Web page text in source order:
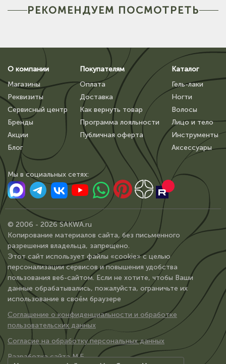
РЕКОМЕНДУЕМ ПОСМОТРЕТЬ
О компании
Магазины
Реквизиты
Сервисный центр
Бренды
Акции
Блог
Покупателям
Оплата
Доставка
Как вернуть товар
Программа лояльности
Публичная оферта
Каталог
Гель-лаки
Ногти
Волосы
Лицо и тело
Инструменты
Аксессуары
Мы в сoциальных сетях:
© 2006 - 2026 SAKWA.ru
Копирование материалов сайта, без письменного
разрешения владельца, запрещено.
Этот сайт использует файлы «cookie» с целью
персонализации сервисов и повышения удобства
пользования веб-сайтом. Если не хотите, чтобы Ваши
данные обрабатывались, пожалуйста, ограничьте их
использование в своём браузере
Соглашение о конфиденциальности и обработке
пользовательских данных
Согласие на обработку персональных данных
Разработка сайта М.Б.